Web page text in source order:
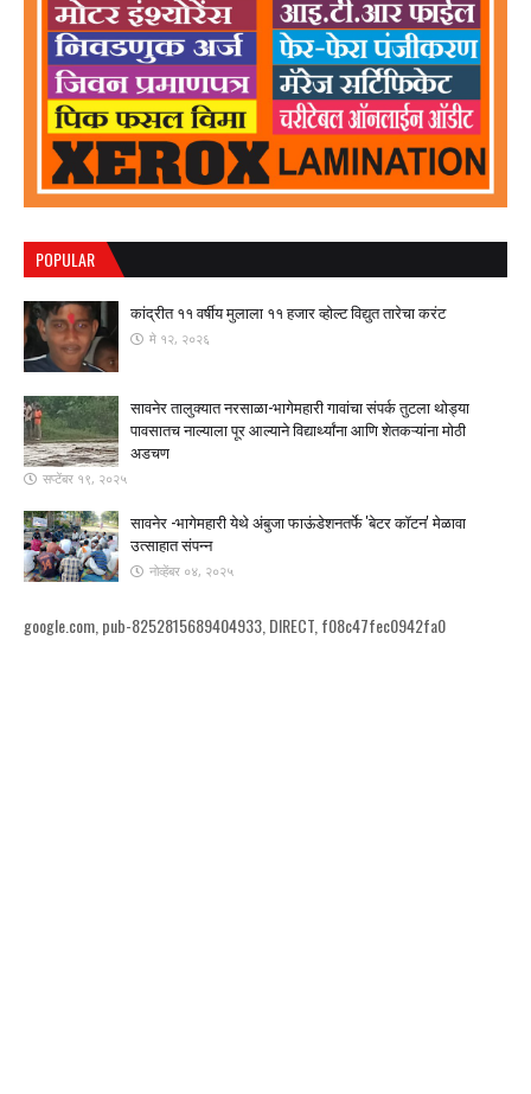
POPULAR
कांद्रीत ११ वर्षीय मुलाला ११ हजार व्होल्ट विद्युत तारेचा करंट
मे १२, २०२६
सावनेर तालुक्यात नरसाळा-भागेमहारी गावांचा संपर्क तुटला ​थोड्या
पावसातच नाल्याला पूर आल्याने विद्यार्थ्यांना आणि शेतकऱ्यांना मोठी
अडचण
सप्टेंबर १९, २०२५
सावनेर -भागेमहारी येथे अंबुजा फाऊंडेशनतर्फे 'बेटर कॉटन' मेळावा
उत्साहात संपन्न
नोव्हेंबर ०४, २०२५
google.com, pub-8252815689404933, DIRECT, f08c47fec0942fa0